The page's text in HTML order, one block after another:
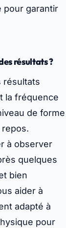
pour garantir
résultats ?
résultats
la fréquence
de forme
repos.
à observer
quelques
bien
aider à
adapté à
pour